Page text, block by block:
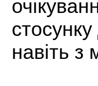
навіть з